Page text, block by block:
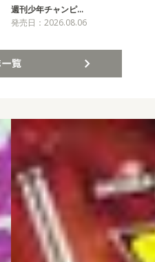
週刊少年チャンピ…
発売日：2026.08.06